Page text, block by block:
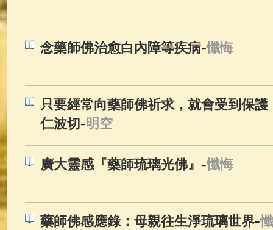
念藥師佛治愈白內障等疾病-懺悔
只要經常向藥師佛祈求，就會受到保
仁波切 -明空
廣大靈感『藥師琉璃光佛』 -懺悔
藥師佛感應錄：母親往生淨琉璃世界-